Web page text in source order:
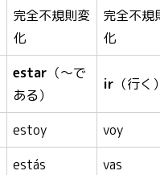
完全不規則変
化
完全不規
化
estar （～で
ある）
ir （行く
estoy
voy
estás
vas